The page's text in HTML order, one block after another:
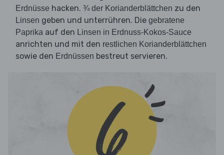
Erdnüsse hacken. ¾ der Korianderblättchen zu den
Linsen geben und unterrühren. Die gebratene
Paprika auf den Linsen in Erdnuss-Kokos-Sauce
anrichten und mit den restlichen Korianderblättchen
sowie den Erdnüssen bestreut servieren.